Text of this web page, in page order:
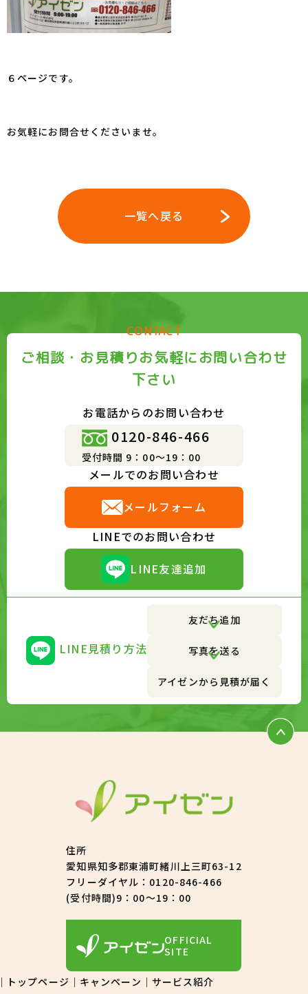
６ページです。
お気軽にお問合せくださいませ。
一覧へ戻る
CONTACT
ご相談・お見積りお気軽にお問い合わせ
下さい
お電話からのお問い合わせ
0120-846-466
受付時間 9：00～19：00
メールでのお問い合わせ
メールフォーム
LINEでのお問い合わせ
LINE友達追加
LINE見積り方法
友だち追加
写真を送る
アイゼンから見積が届く
住所
愛知県知多郡東浦町緒川上三町63-12
フリーダイヤル： 0120-846-466
(受付時間)9：00～19：00
OFFICIAL
SITE
トップページ キャンペーン サービス紹介